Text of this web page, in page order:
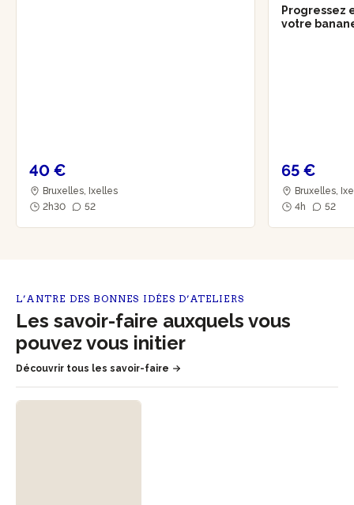
40 €
Bruxelles, Ixelles
2h30
52
Progressez
votre
65 €
Bruxelles,
4h
52
L’ANTRE DES BONNES IDÉES D’ATELIERS
Les savoir-faire auxquels vous
pouvez vous initier
Découvrir tous les savoir-faire